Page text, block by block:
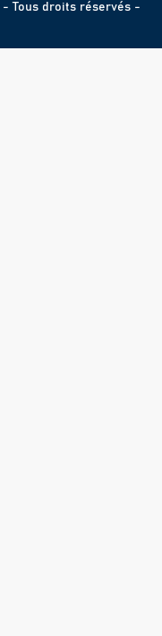
- Tous droits réservés -